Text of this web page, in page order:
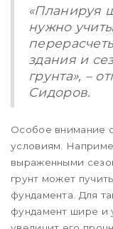
«Планируя
нужно
здания и
грунта», –
Сидоров.
Особое внимание
условиям.
выраженными
грунт может
фундамента. Для
фундамент шире и